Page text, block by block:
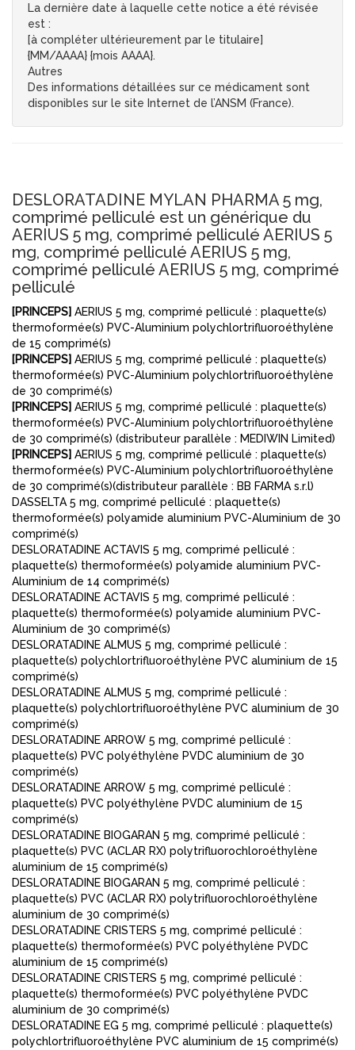
La dernière date à laquelle cette notice a été révisée
est :
[à compléter ultérieurement par le titulaire]
{MM/AAAA} {mois AAAA}.
Autres
Des informations détaillées sur ce médicament sont
disponibles sur le site Internet de l’ANSM (France).
DESLORATADINE MYLAN PHARMA 5 mg,
comprimé pelliculé est un générique du
AERIUS 5 mg, comprimé pelliculé AERIUS 5
mg, comprimé pelliculé AERIUS 5 mg,
comprimé pelliculé AERIUS 5 mg, comprimé
pelliculé
[PRINCEPS] AERIUS 5 mg, comprimé pelliculé : plaquette(s)
thermoformée(s) PVC-Aluminium polychlortrifluoroéthylène
de 15 comprimé(s)
[PRINCEPS] AERIUS 5 mg, comprimé pelliculé : plaquette(s)
thermoformée(s) PVC-Aluminium polychlortrifluoroéthylène
de 30 comprimé(s)
[PRINCEPS] AERIUS 5 mg, comprimé pelliculé : plaquette(s)
thermoformée(s) PVC-Aluminium polychlortrifluoroéthylène
de 30 comprimé(s) (distributeur parallèle : MEDIWIN Limited)
[PRINCEPS] AERIUS 5 mg, comprimé pelliculé : plaquette(s)
thermoformée(s) PVC-Aluminium polychlortrifluoroéthylène
de 30 comprimé(s)(distributeur parallèle : BB FARMA s.r.l)
DASSELTA 5 mg, comprimé pelliculé : plaquette(s)
thermoformée(s) polyamide aluminium PVC-Aluminium de 30
comprimé(s)
DESLORATADINE ACTAVIS 5 mg, comprimé pelliculé :
plaquette(s) thermoformée(s) polyamide aluminium PVC-
Aluminium de 14 comprimé(s)
DESLORATADINE ACTAVIS 5 mg, comprimé pelliculé :
plaquette(s) thermoformée(s) polyamide aluminium PVC-
Aluminium de 30 comprimé(s)
DESLORATADINE ALMUS 5 mg, comprimé pelliculé :
plaquette(s) polychlortrifluoroéthylène PVC aluminium de 15
comprimé(s)
DESLORATADINE ALMUS 5 mg, comprimé pelliculé :
plaquette(s) polychlortrifluoroéthylène PVC aluminium de 30
comprimé(s)
DESLORATADINE ARROW 5 mg, comprimé pelliculé :
plaquette(s) PVC polyéthylène PVDC aluminium de 30
comprimé(s)
DESLORATADINE ARROW 5 mg, comprimé pelliculé :
plaquette(s) PVC polyéthylène PVDC aluminium de 15
comprimé(s)
DESLORATADINE BIOGARAN 5 mg, comprimé pelliculé :
plaquette(s) PVC (ACLAR RX) polytrifluorochloroéthylène
aluminium de 15 comprimé(s)
DESLORATADINE BIOGARAN 5 mg, comprimé pelliculé :
plaquette(s) PVC (ACLAR RX) polytrifluorochloroéthylène
aluminium de 30 comprimé(s)
DESLORATADINE CRISTERS 5 mg, comprimé pelliculé :
plaquette(s) thermoformée(s) PVC polyéthylène PVDC
aluminium de 15 comprimé(s)
DESLORATADINE CRISTERS 5 mg, comprimé pelliculé :
plaquette(s) thermoformée(s) PVC polyéthylène PVDC
aluminium de 30 comprimé(s)
DESLORATADINE EG 5 mg, comprimé pelliculé : plaquette(s)
polychlortrifluoroéthylène PVC aluminium de 15 comprimé(s)